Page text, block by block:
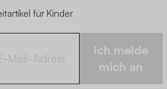
für Kinder
Ich melde
mich an